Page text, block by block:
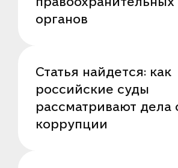
органов
Статья найдется: как
российские суды
рассматривают дела
коррупции